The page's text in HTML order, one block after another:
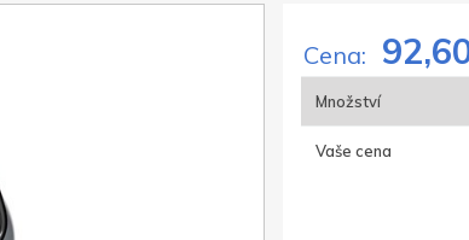
Cena:
Množství
Vaše cena